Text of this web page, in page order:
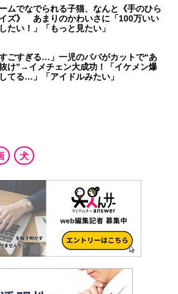
ムでなでられる子猫、なんと《手のひら
ズ》 あまりのかわいさに「100万いい
たい！」「もっと見たい」
すごすぎる…」一児のパパがカットで“あ
け”→イメチェン大成功！「イケメン爆
てる…」「アイドルみたい」
犬